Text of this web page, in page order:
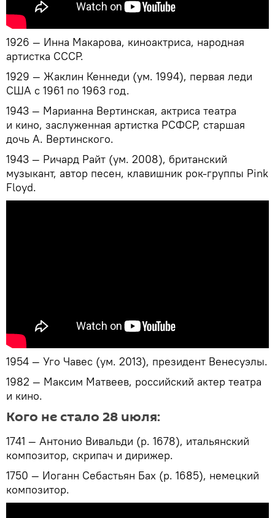
1926 — Инна Макарова, киноактриса, народная
артистка СССР.
1929 — Жаклин Кеннеди (ум. 1994), первая леди
США с 1961 по 1963 год.
1943 — Марианна Вертинская, актриса театра
и кино, заслуженная артистка РСФСР, старшая
дочь А. Вертинского.
1943 — Ричард Райт (ум. 2008), британский
музыкант, автор песен, клавишник рок-группы Pink
Floyd.
1954 — Уго Чавес (ум. 2013), президент Венесуэлы.
1982 — Максим Матвеев, российский актер театра
и кино.
Кого не стало 28 июля:
1741 — Антонио Вивальди (р. 1678), итальянский
композитор, скрипач и дирижер.
1750 — Иоганн Себастьян Бах (р. 1685), немецкий
композитор.